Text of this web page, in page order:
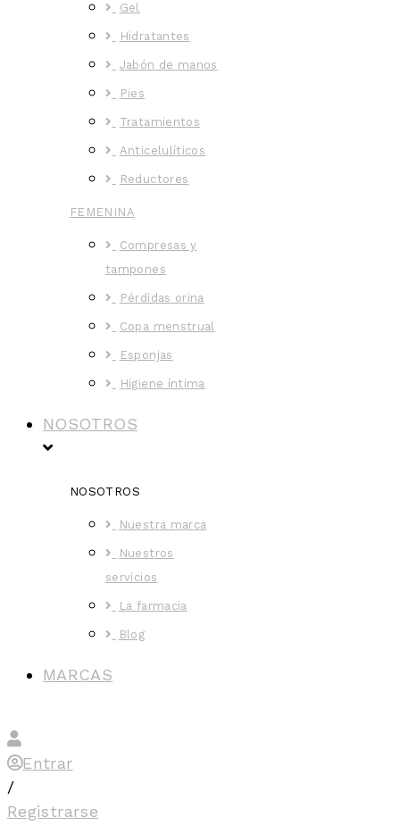
Gel
Hidratantes
Jabón de manos
Pies
Tratamientos
Anticelulíticos
Reductores
FEMENINA
Compresas y
tampones
Pérdidas orina
Copa menstrual
Esponjas
Higiene íntima
NOSOTROS
NOSOTROS
Nuestra marca
Nuestros
servicios
La farmacia
Blog
MARCAS
Entrar
/
Registrarse